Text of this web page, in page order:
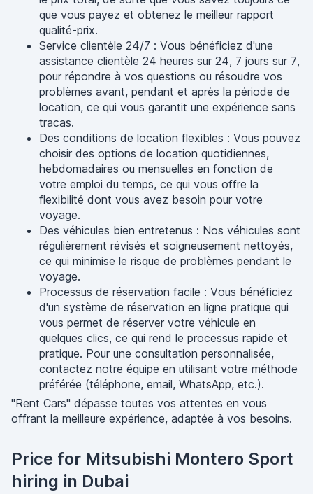
que vous payez et obtenez le meilleur rapport
qualité-prix.
Service clientèle 24/7 : Vous bénéficiez d'une
assistance clientèle 24 heures sur 24, 7 jours sur 7,
pour répondre à vos questions ou résoudre vos
problèmes avant, pendant et après la période de
location, ce qui vous garantit une expérience sans
tracas.
Des conditions de location flexibles : Vous pouvez
choisir des options de location quotidiennes,
hebdomadaires ou mensuelles en fonction de
votre emploi du temps, ce qui vous offre la
flexibilité dont vous avez besoin pour votre
voyage.
Des véhicules bien entretenus : Nos véhicules sont
régulièrement révisés et soigneusement nettoyés,
ce qui minimise le risque de problèmes pendant le
voyage.
Processus de réservation facile : Vous bénéficiez
d'un système de réservation en ligne pratique qui
vous permet de réserver votre véhicule en
quelques clics, ce qui rend le processus rapide et
pratique. Pour une consultation personnalisée,
contactez notre équipe en utilisant votre méthode
préférée (téléphone, email, WhatsApp, etc.).
"Rent Cars" dépasse toutes vos attentes en vous
offrant la meilleure expérience, adaptée à vos besoins.
Price for Mitsubishi Montero Sport
hiring in Dubai